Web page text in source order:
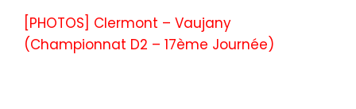
[PHOTOS] Clermont – Vaujany
(Championnat D2 – 17ème Journée)